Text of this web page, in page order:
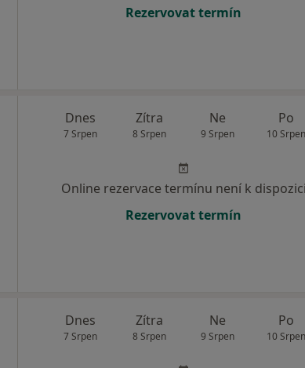
Rezervovat termín
Dnes
7 Srpen
Zítra
8 Srpen
Ne
9 Srpen
Po
10 Srpen
Online rezervace termínu není k dispozici
Rezervovat termín
Dnes
7 Srpen
Zítra
8 Srpen
Ne
9 Srpen
Po
10 Srpen